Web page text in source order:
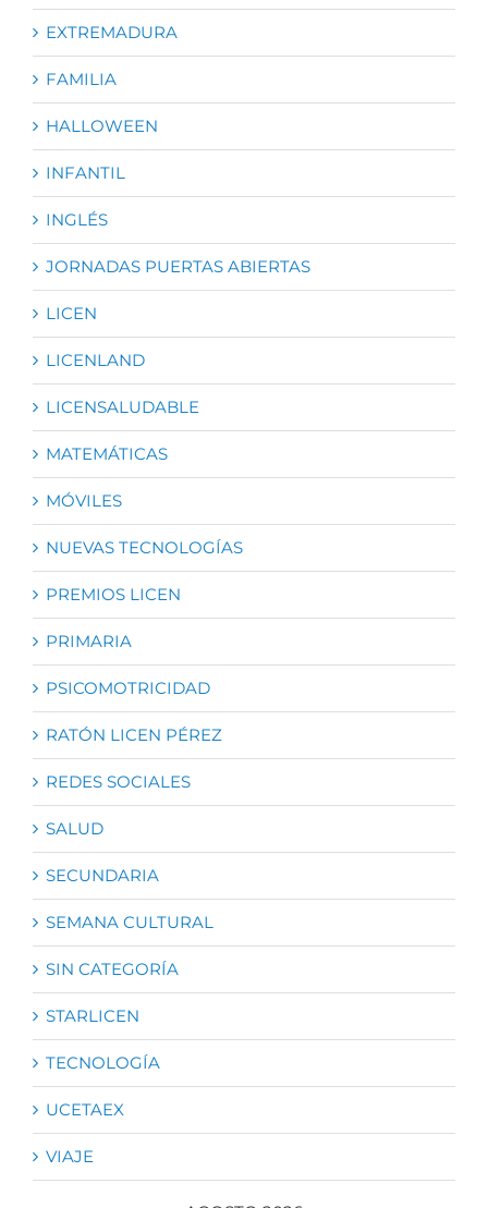
EXTREMADURA
FAMILIA
HALLOWEEN
INFANTIL
INGLÉS
JORNADAS PUERTAS ABIERTAS
LICEN
LICENLAND
LICENSALUDABLE
MATEMÁTICAS
MÓVILES
NUEVAS TECNOLOGÍAS
PREMIOS LICEN
PRIMARIA
PSICOMOTRICIDAD
RATÓN LICEN PÉREZ
REDES SOCIALES
SALUD
SECUNDARIA
SEMANA CULTURAL
SIN CATEGORÍA
STARLICEN
TECNOLOGÍA
UCETAEX
VIAJE